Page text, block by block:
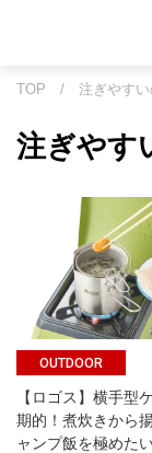
TOP / 注ぎやす
注ぎやす
OUTDOOR
【ロゴス】横手型
期的！煮炊きから
ャンプ飯を極めた